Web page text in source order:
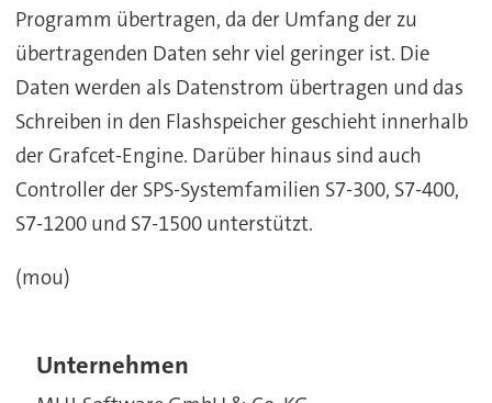
Programm übertragen, da der Umfang der zu
übertragenden Daten sehr viel geringer ist. Die
Daten werden als Datenstrom übertragen und das
Schreiben in den Flashspeicher geschieht innerhalb
der Grafcet-Engine. Darüber hinaus sind auch
Controller der SPS-Systemfamilien S7-300, S7-400,
S7-1200 und S7-1500 unterstützt.
(mou)
Unternehmen